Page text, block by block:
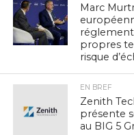
Marc
propres
risque
EN BREF
Zenith
présente
au BIG 5